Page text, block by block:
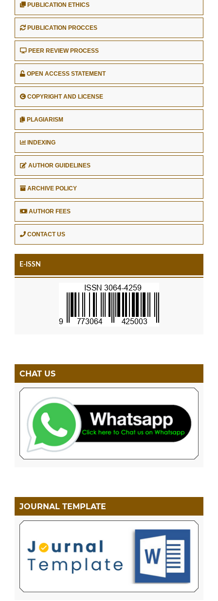
PUBLICATION ETHICS
PUBLICATION PROCCES
PEER REVIEW PROCESS
OPEN ACCESS STATEMENT
COPYRIGHT AND LICENSE
PLAGIARISM
INDEXING
AUTHOR GUIDELINES
ARCHIVE POLICY
AUTHOR FEES
CONTACT US
E-ISSN
CHAT US
JOURNAL TEMPLATE